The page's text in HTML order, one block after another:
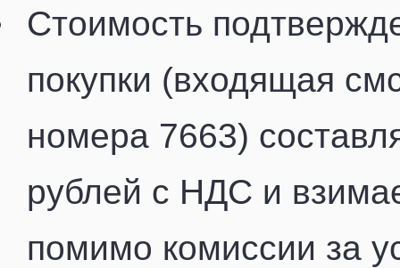
Стоимость
покупки (входящая
номера 7663)
рублей с НДС и
помимо комиссии за